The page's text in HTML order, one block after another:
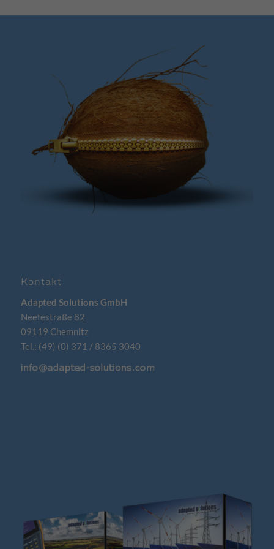
Kontakt
Adapted Solutions GmbH
Neefestraße 82
09119 Chemnitz
Tel.: (49) (0) 371 / 8365 3040